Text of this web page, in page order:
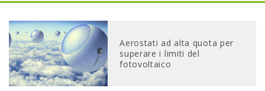
Aerostati ad alta quota per
superare i limiti del
fotovoltaico